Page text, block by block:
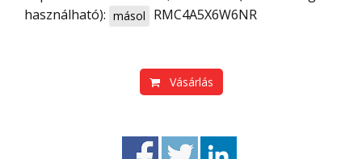
használható): másol RMC4A5X6W6NR
Vásárlás